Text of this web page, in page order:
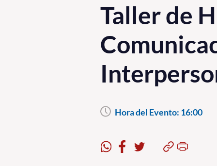
Taller de
Hora del Evento: 16:00